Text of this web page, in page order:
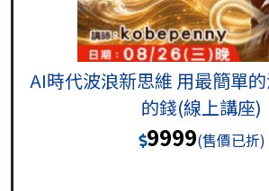
AI時代波浪新思維 用最簡單
的錢(線上講座)
9999(售價已折)